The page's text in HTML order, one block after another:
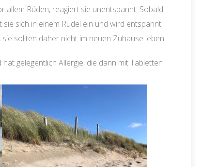
allem Rüden, reagiert sie unentspannt. Sobald
sich in einem Rudel ein und wird entspannt.
sollten daher nicht im neuen Zuhause leben.
gelegentlich Allergie, die dann mit Tabletten